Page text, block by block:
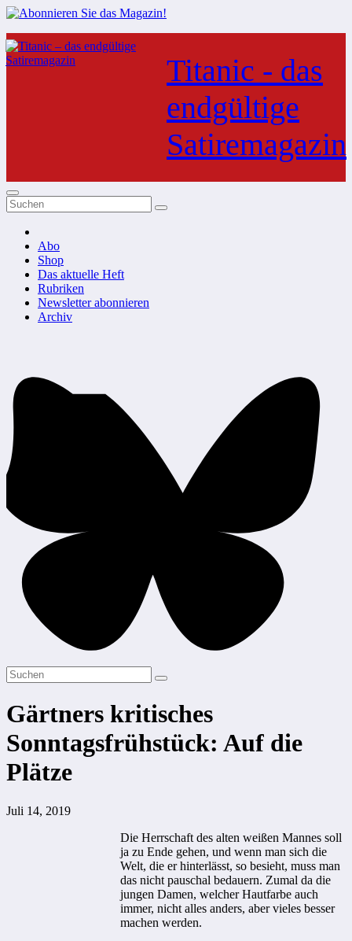
Zum
Inhalt
springen
Titanic - das
endgültige
Satiremagazin
Abo
Shop
Das aktuelle Heft
Rubriken
Newsletter abonnieren
Archiv
Gärtners kritisches
Sonntagsfrühstück: Auf die
Plätze
Juli 14, 2019
Die Herrschaft des alten weißen Mannes soll
ja zu Ende gehen, und wenn man sich die
Welt, die er hinterlässt, so besieht, muss man
das nicht pauschal bedauern. Zumal da die
jungen Damen, welcher Hautfarbe auch
immer, nicht alles anders, aber vieles besser
machen werden.